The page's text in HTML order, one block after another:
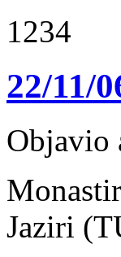
1234
22/11/
Objavio
Jaziri